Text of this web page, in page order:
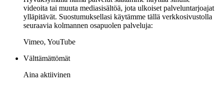
videoita tai muuta mediasisältöä, jota ulkoiset palveluntarjoajat
ylläpitävät. Suostumuksellasi käytämme tällä verkkosivustolla
seuraavia kolmannen osapuolen palveluja:
Vimeo, YouTube
Välttämättömät
Aina aktiivinen